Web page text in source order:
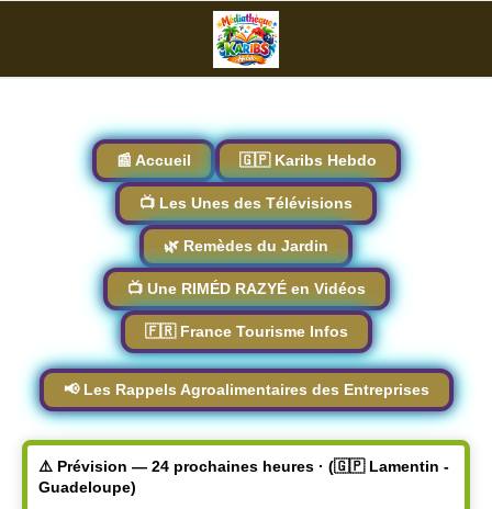
📰 Accueil 🇬🇵 Karibs Hebdo
📺 Les Unes des Télévisions
🌿 Remèdes du Jardin
📺 Une RIMÉD RAZYÉ en Vidéos
🇫🇷 France Tourisme Infos
📢 Les Rappels Agroalimentaires des Entreprises
⚠️ Prévision — 24 prochaines heures · (🇬🇵 Lamentin -
Guadeloupe)